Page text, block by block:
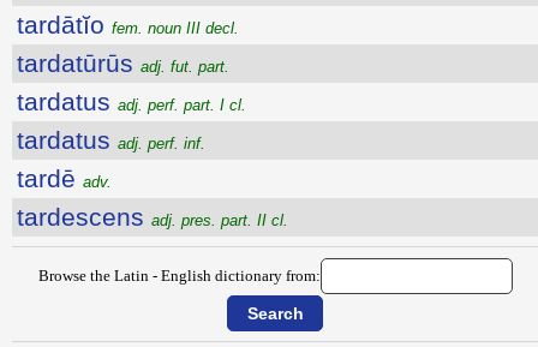
tardātĭo fem. noun III decl.
tardatūrūs adj. fut. part.
tardatus adj. perf. part. I cl.
tardatus adj. perf. inf.
tardē adv.
tardescens adj. pres. part. II cl.
Browse the Latin - English dictionary from: